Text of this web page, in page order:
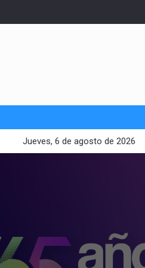
Jueves, 6 de agosto de 2026